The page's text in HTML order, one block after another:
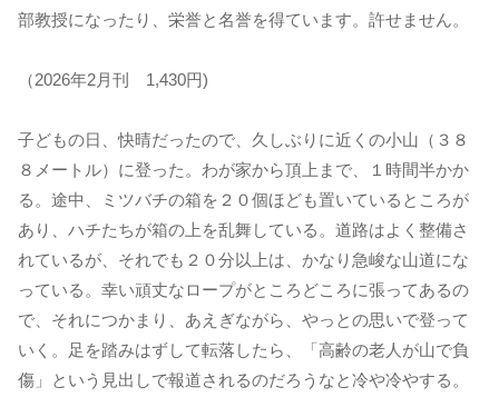
部教授になったり、栄誉と名誉を得ています。許せません。
（2026年2月刊 1,430円)
子どもの日、快晴だったので、久しぶりに近くの小山（３８
８メートル）に登った。わが家から頂上まで、１時間半かか
る。途中、ミツバチの箱を２０個ほども置いているところが
あり、ハチたちが箱の上を乱舞している。道路はよく整備さ
れているが、それでも２０分以上は、かなり急峻な山道にな
っている。幸い頑丈なロープがところどころに張ってあるの
で、それにつかまり、あえぎながら、やっとの思いで登って
いく。足を踏みはずして転落したら、「高齢の老人が山で負
傷」という見出しで報道されるのだろうなと冷や冷やする。